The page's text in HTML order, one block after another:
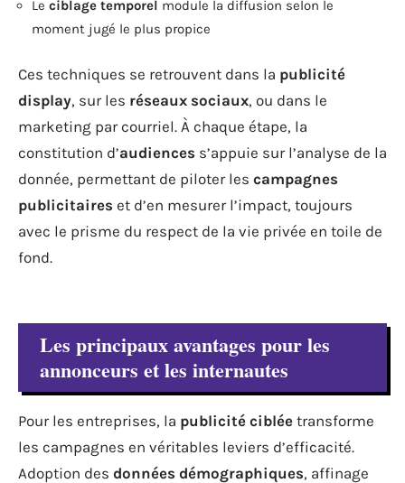
Le ciblage temporel module la diffusion selon le
moment jugé le plus propice
Ces techniques se retrouvent dans la publicité
display, sur les réseaux sociaux, ou dans le
marketing par courriel. À chaque étape, la
constitution d’audiences s’appuie sur l’analyse de la
donnée, permettant de piloter les campagnes
publicitaires et d’en mesurer l’impact, toujours
avec le prisme du respect de la vie privée en toile de
fond.
Les principaux avantages pour les
annonceurs et les internautes
Pour les entreprises, la publicité ciblée transforme
les campagnes en véritables leviers d’efficacité.
Adoption des données démographiques, affinage